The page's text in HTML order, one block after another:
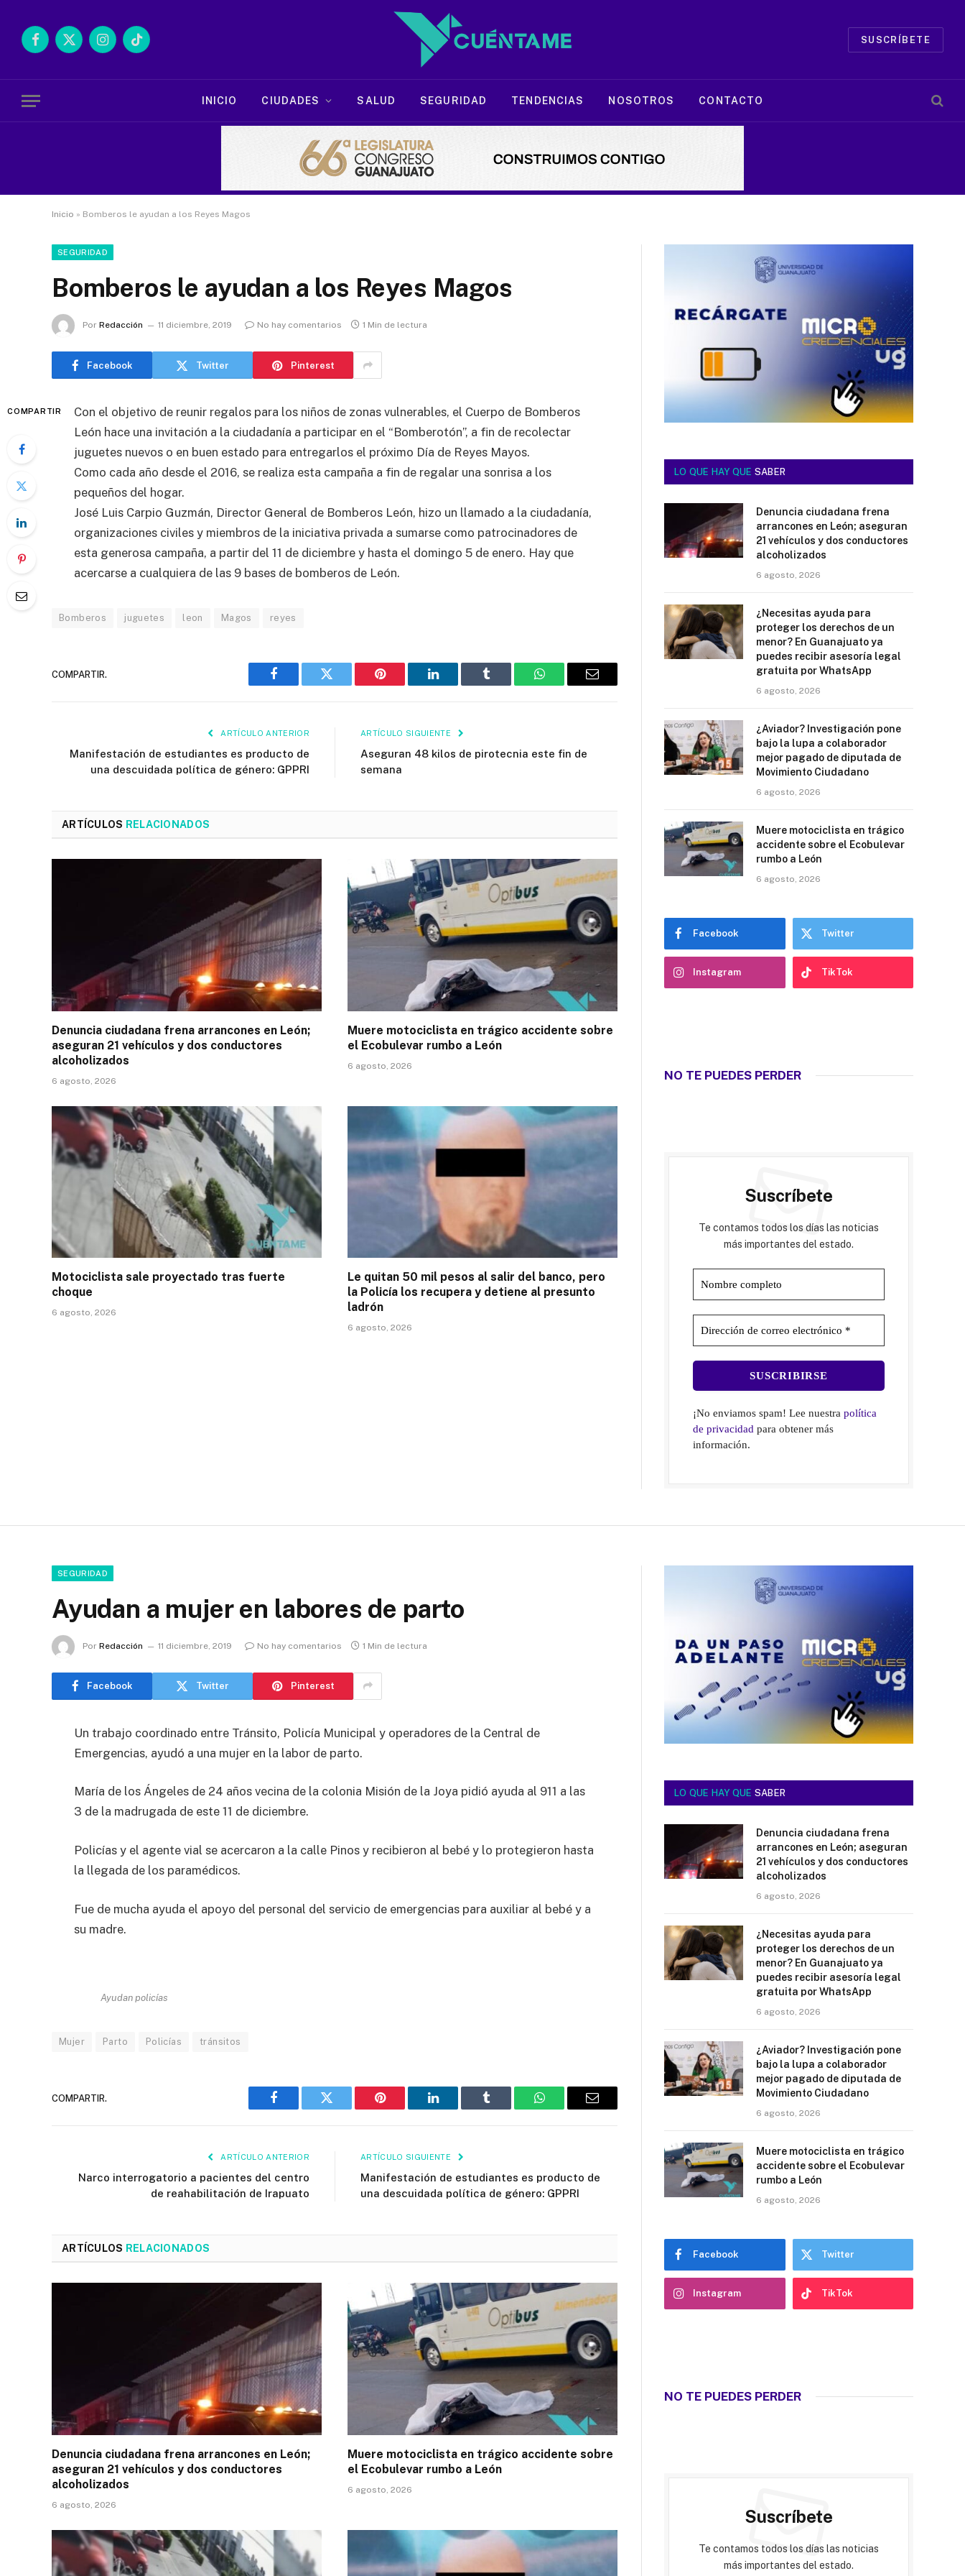
Facebook
X
InstagramTikTok
SUSCRÍBETE
INICIO CIUDADES SALUD SEGURIDAD TENDENCIAS NOSOTROS CONTACTO
Inicio » Bomberos le ayudan a los Reyes Magos
SEGURIDAD
Bomberos le ayudan a los Reyes Magos
Por Redacción 11 diciembre, 2019 No hay comentarios 1 Min de lectura
Facebook Twitter Pinterest
COMPARTIR
Con el objetivo de reunir regalos para los niños de zonas vulnerables, el Cuerpo de Bomberos
León hace una invitación a la ciudadanía a participar en el “Bomberotón”, a fin de recolectar
juguetes nuevos o en buen estado para entregarlos el próximo Día de Reyes Mayos.
Como cada año desde el 2016, se realiza esta campaña a fin de regalar una sonrisa a los
pequeños del hogar.
José Luis Carpio Guzmán, Director General de Bomberos León, hizo un llamado a la ciudadanía,
organizaciones civiles y miembros de la iniciativa privada a sumarse como patrocinadores de
esta generosa campaña, a partir del 11 de diciembre y hasta el domingo 5 de enero. Hay que
acercarse a cualquiera de las 9 bases de bomberos de León.
Bomberos juguetes leon Magos reyes
COMPARTIR.
Facebook Twitter Pinterest LinkedIn Tumblr WhatsAppEmail
ARTÍCULO ANTERIOR
Manifestación de estudiantes es producto de
una descuidada política de género: GPPRI
ARTÍCULO SIGUIENTE
Aseguran 48 kilos de pirotecnia este fin de
semana
ARTÍCULOS RELACIONADOS
Denuncia ciudadana frena arrancones en León;
aseguran 21 vehículos y dos conductores
alcoholizados
6 agosto, 2026
Muere motociclista en trágico accidente sobre
el Ecobulevar rumbo a León
6 agosto, 2026
Motociclista sale proyectado tras fuerte
choque
6 agosto, 2026
Le quitan 50 mil pesos al salir del banco, pero
la Policía los recupera y detiene al presunto
ladrón
6 agosto, 2026
LO QUE HAY QUE SABER
Denuncia ciudadana frena
arrancones en León; aseguran
21 vehículos y dos conductores
alcoholizados
6 agosto, 2026
¿Necesitas ayuda para
proteger los derechos de un
menor? En Guanajuato ya
puedes recibir asesoría legal
gratuita por WhatsApp
6 agosto, 2026
¿Aviador? Investigación pone
bajo la lupa a colaborador
mejor pagado de diputada de
Movimiento Ciudadano
6 agosto, 2026
Muere motociclista en trágico
accidente sobre el Ecobulevar
rumbo a León
6 agosto, 2026
Facebook Twitter
Instagram TikTok
NO TE PUEDES PERDER
Suscríbete
Te contamos todos los días las noticias
más importantes del estado.
¡No enviamos spam! Lee nuestrapolítica
de privacidad para obtener más
información.
SEGURIDAD
Ayudan a mujer en labores de parto
Por Redacción 11 diciembre, 2019 No hay comentarios 1 Min de lectura
Facebook Twitter Pinterest
Un trabajo coordinado entre Tránsito, Policía Municipal y operadores de la Central de
Emergencias, ayudó a una mujer en la labor de parto.
María de los Ángeles de 24 años vecina de la colonia Misión de la Joya pidió ayuda al 911 a las
3 de la madrugada de este 11 de diciembre.
Policías y el agente vial se acercaron a la calle Pinos y recibieron al bebé y lo protegieron hasta
la llegada de los paramédicos.
Fue de mucha ayuda el apoyo del personal del servicio de emergencias para auxiliar al bebé y a
su madre.
Ayudan policías
Mujer Parto Policías tránsitos
COMPARTIR.
Facebook Twitter Pinterest LinkedIn Tumblr WhatsAppEmail
ARTÍCULO ANTERIOR
Narco interrogatorio a pacientes del centro
de reahabilitación de Irapuato
ARTÍCULO SIGUIENTE
Manifestación de estudiantes es producto de
una descuidada política de género: GPPRI
ARTÍCULOS RELACIONADOS
Denuncia ciudadana frena arrancones en León;
aseguran 21 vehículos y dos conductores
alcoholizados
6 agosto, 2026
Muere motociclista en trágico accidente sobre
el Ecobulevar rumbo a León
6 agosto, 2026
LO QUE HAY QUE SABER
Denuncia ciudadana frena
arrancones en León; aseguran
21 vehículos y dos conductores
alcoholizados
6 agosto, 2026
¿Necesitas ayuda para
proteger los derechos de un
menor? En Guanajuato ya
puedes recibir asesoría legal
gratuita por WhatsApp
6 agosto, 2026
¿Aviador? Investigación pone
bajo la lupa a colaborador
mejor pagado de diputada de
Movimiento Ciudadano
6 agosto, 2026
Muere motociclista en trágico
accidente sobre el Ecobulevar
rumbo a León
6 agosto, 2026
Facebook Twitter
Instagram TikTok
NO TE PUEDES PERDER
Suscríbete
Te contamos todos los días las noticias
más importantes del estado.